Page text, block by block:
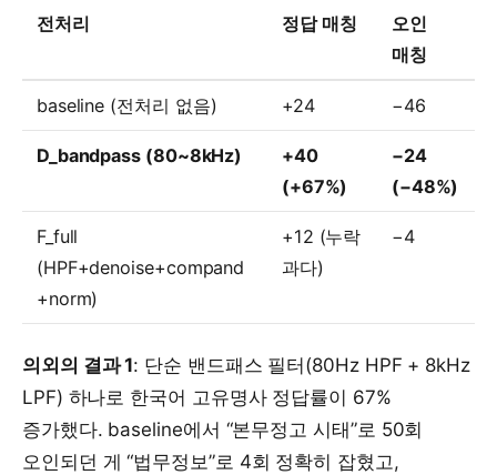
전처리 정답 매칭
오인
매칭
baseline (전처리 없음) +24 −46
D_bandpass (80~8kHz)
+40
(+67%)
−24
(−48%)
F_full
(HPF+denoise+compand
+norm)
+12 (누락
과다)
−4
의외의 결과 1: 단순 밴드패스 필터(80Hz HPF + 8kHz
LPF) 하나로 한국어 고유명사 정답률이 67%
증가했다. baseline에서 “본무정고 시태”로 50회
오인되던 게 “법무정보”로 4회 정확히 잡혔고,